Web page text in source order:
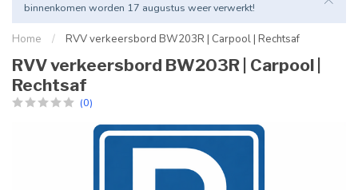
binnenkomen worden 17 augustus weer verwerkt!
Home / RVV verkeersbord BW203R | Carpool | Rechtsaf
RVV verkeersbord BW203R | Carpool |
Rechtsaf
(0)